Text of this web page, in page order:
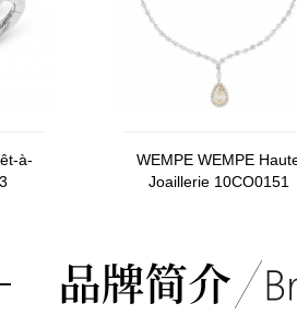
à-
WEMPE WEMPE
Joaillerie 10CO0151